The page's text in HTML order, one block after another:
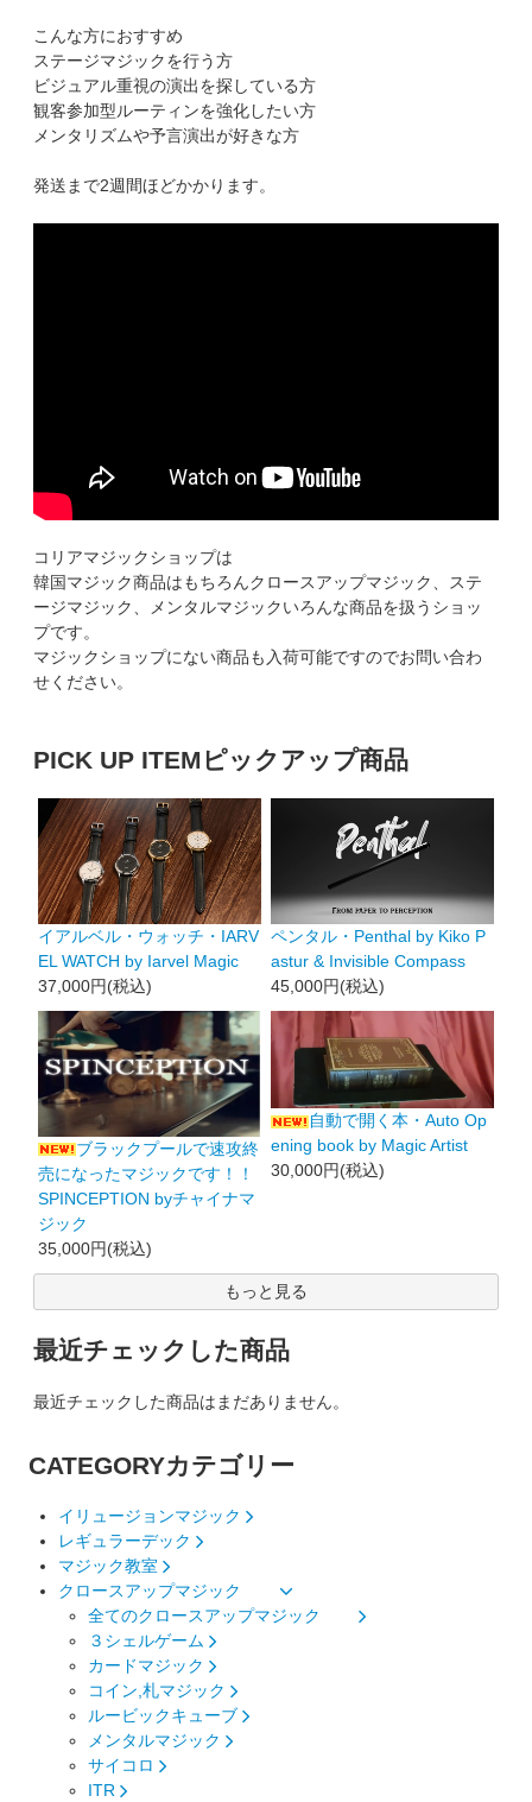
こんな方におすすめ
ステージマジックを行う方
ビジュアル重視の演出を探している方
観客参加型ルーティンを強化したい方
メンタリズムや予言演出が好きな方
発送まで2週間ほどかかります。
コリアマジックショップは
韓国マジック商品はもちろんクロースアップマジック、ステ
ージマジック、メンタルマジックいろんな商品を扱うショッ
プです。
マジックショップにない商品も入荷可能ですのでお問い合わ
せください。
PICK UP ITEM ピックアップ商品
イアルベル・ウォッチ・IARV
EL WATCH by Iarvel Magic
37,000円(税込)
ペンタル・Penthal by Kiko P
astur & Invisible Compass
45,000円(税込)
ブラックプールで速攻終
売になったマジックです！！
SPINCEPTION byチャイナマ
ジック
35,000円(税込)
自動で開く本・Auto Op
ening book by Magic Artist
30,000円(税込)
もっと見る
最近チェックした商品
最近チェックした商品はまだありません。
CATEGORYカテゴリー
イリュージョンマジック
レギュラーデック
マジック教室
クロースアップマジック
全てのクロースアップマジック
３シェルゲーム
カードマジック
コイン,札マジック
ルービックキューブ
メンタルマジック
サイコロ
ITR